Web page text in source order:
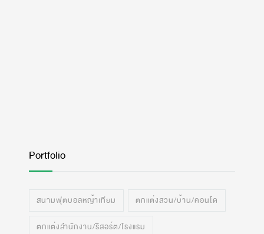
Portfolio
สนามฟุตบอลหญ้าเทียม ตกแต่งสวน/บ้าน/คอนโด
ตกแต่งสำนักงาน/รีสอร์ต/โรงแรม